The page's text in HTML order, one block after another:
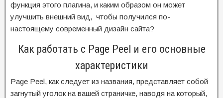
функция этого плагина, и каким образом он может
улучшить внешний вид, чтобы получился по-
настоящему современный дизайн сайта?
Как работать с Page Peel и его основные
характеристики
Page Peel, как следует из названия, представляет собой
загнутый уголок на вашей страничке, наводя на который,